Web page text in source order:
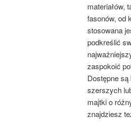
materiałów,
fasonów, od
stosowana
podkreślić
zaspokoić
Dostępne
szerszych
majtki o
znajdziesz